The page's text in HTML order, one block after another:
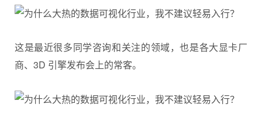
这是最近很多同学咨询和关注的领域，也是各大显卡厂
商、3D 引擎发布会上的常客。